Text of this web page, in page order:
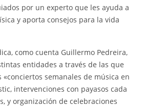
por un experto que les ayuda a
y aporta consejos para la vida
como cuenta Guillermo Pedreira,
entidades a través de las que
semanales de música en
intervenciones con payasos cada
y organización de celebraciones